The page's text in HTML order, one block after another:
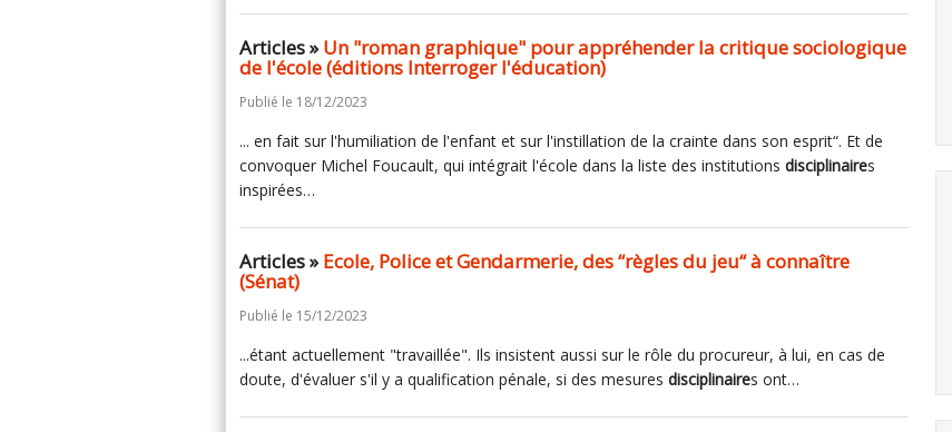
Articles »Un "roman graphique" pour appréhender la critique sociologique
de l'école (éditions Interroger l'éducation)
Publié le 18/12/2023
... en fait sur l'humiliation de l'enfant et sur l'instillation de la crainte dans son esprit“. Et de
convoquer Michel Foucault, qui intégrait l'école dans la liste des institutions disciplinaires
inspirées…
Articles »Ecole, Police et Gendarmerie, des “règles du jeu“ à connaître
(Sénat)
Publié le 15/12/2023
...étant actuellement "travaillée". Ils insistent aussi sur le rôle du procureur, à lui, en cas de
doute, d'évaluer s'il y a qualification pénale, si des mesures disciplinaires ont…